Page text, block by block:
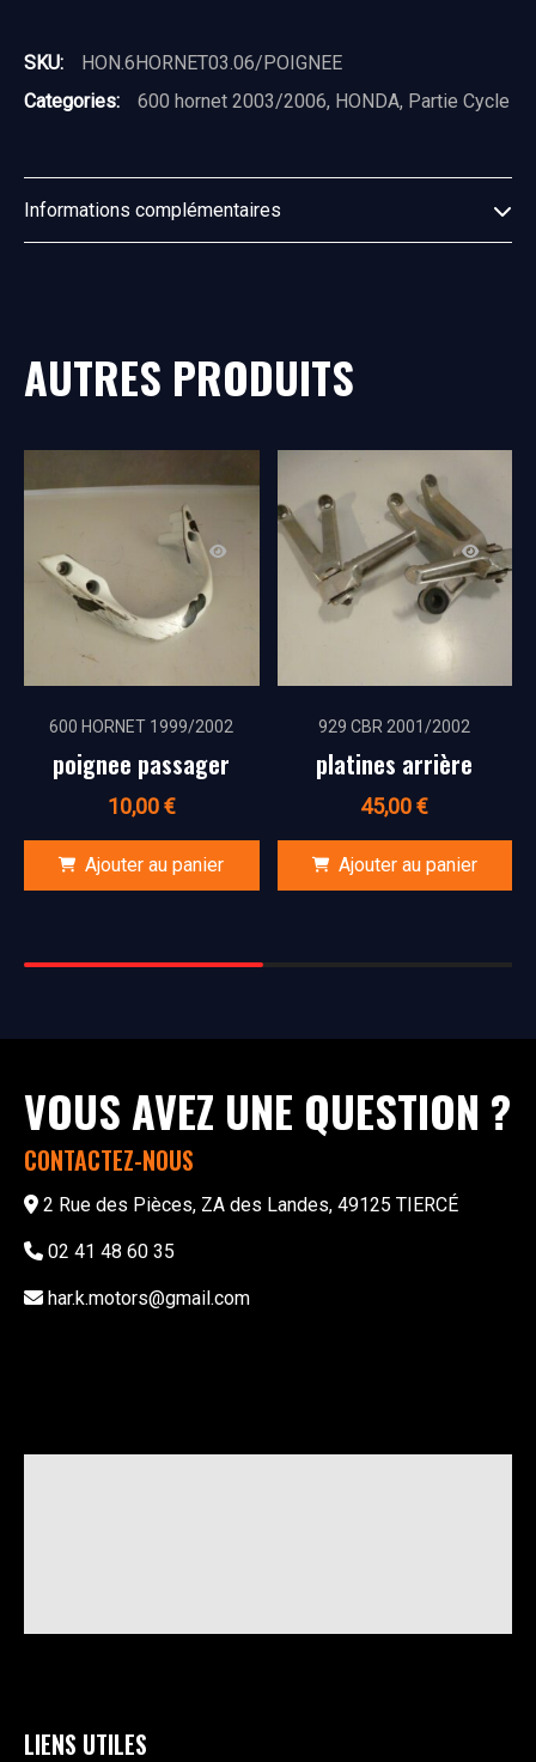
SKU:
HON.6HORNET03.06/POIGNEE
Categories:
600 hornet 2003/2006, HONDA, Partie Cycle
Informations complémentaires
AUTRES PRODUITS
600 HORNET 1999/2002
poignee passager
10,00€
Ajouter au panier
929 CBR 2001/2002
platines arrière
45,00€
Ajouter au panier
VOUS AVEZ UNE QUESTION ?
CONTACTEZ-NOUS
2 Rue des Pièces, ZA des Landes, 49125 TIERCÉ
02 41 48 60 35
har.k.motors@gmail.com
LIENS UTILES